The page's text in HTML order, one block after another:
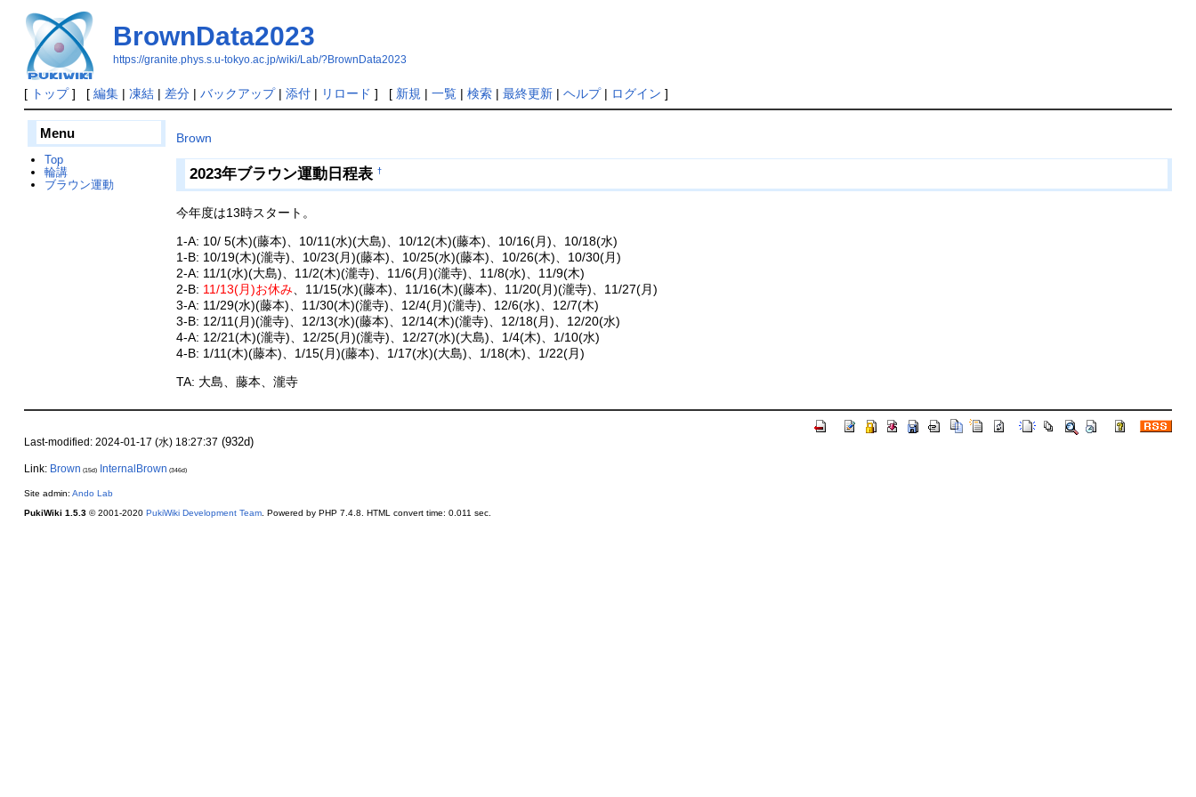
BrownData2023
https://granite.phys.s.u-tokyo.ac.jp/wiki/Lab/?BrownData2023
[ トップ] [ 編集| 凍結| 差分| バックアップ| 添付| リロード ] [ 新規 | 一覧| 検索| 最終更新| ヘルプ| ログイン ]
Brown
2023年ブラウン運動日程表 †
今年度は13時スタート。
1-A: 10/ 5(木)(藤本)、10/11(水)(大島)、10/12(木)(藤本)、10/16(月)、10/18(水)
1-B: 10/19(木)(瀧寺)、10/23(月)(藤本)、10/25(水)(藤本)、10/26(木)、10/30(月)
2-A: 11/1(水)(大島)、11/2(木)(瀧寺)、11/6(月)(瀧寺)、11/8(水)、11/9(木)
2-B: 11/13(月)お休み、11/15(水)(藤本)、11/16(木)(藤本)、11/20(月)(瀧寺)、11/27(月)
3-A: 11/29(水)(藤本)、11/30(木)(瀧寺)、12/4(月)(瀧寺)、12/6(水)、12/7(木)
3-B: 12/11(月)(瀧寺)、12/13(水)(藤本)、12/14(木)(瀧寺)、12/18(月)、12/20(水)
4-A: 12/21(木)(瀧寺)、12/25(月)(瀧寺)、12/27(水)(大島)、1/4(木)、1/10(水)
4-B: 1/11(木)(藤本)、1/15(月)(藤本)、1/17(水)(大島)、1/18(木)、1/22(月)
TA: 大島、藤本、瀧寺
Menu
Top
輪講
ブラウン運動
Last-modified: 2024-01-17 (水) 18:27:37 (932d)
Link: Brown (15d) InternalBrown (346d)
Site admin: Ando Lab
PukiWiki 1.5.3© 2001-2020 PukiWiki Development Team. Powered by PHP 7.4.8. HTML convert time: 0.011 sec.